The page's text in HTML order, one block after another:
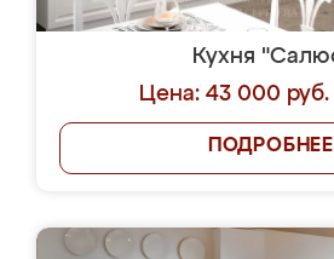
Кухня
Цена: 43 000 руб.
ПОДРОБНЕЕ